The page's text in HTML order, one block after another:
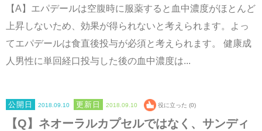
【A】エパデールは空腹時に服薬すると血中濃度がほとんど
上昇しないため、効果が得られないと考えられます。よっ
てエパデールは食直後投与が必須と考えられます。 健康成
人男性に単回経口投与した後の血中濃度は...
2018.09.10 2018.09.10 役に立った (0)
【Q】ネオーラルカプセルではなく、サンディ